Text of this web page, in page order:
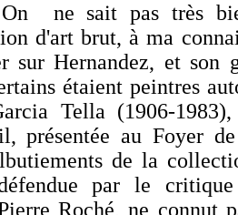
sait pas très bien
d'art brut, à ma
sur Hernandez, et son
étaient peintres
Tella (1906-
présentée au Foyer
de la
par le
Roché, ne connut